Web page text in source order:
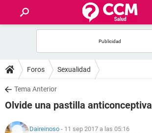
FOROS
SALUD
Foros Sexualidad
Tema Anterior
Olvide una pastilla anticonceptiva
Daireinoso - 11 sep 2017 a las 05:16